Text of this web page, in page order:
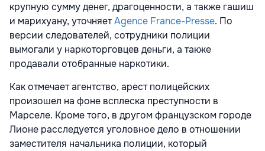
крупную сумму денег, драгоценности, а также гашиш
и марихуану, уточняетAgence France-Presse. По
версии следователей, сотрудники полиции
вымогали у наркоторговцев деньги, а также
продавали отобранные наркотики.
Как отмечает агентство, арест полицейских
произошел на фоне всплеска преступности в
Марселе. Кроме того, в другом французском городе
Лионе расследуется уголовное дело в отношении
заместителя начальника полиции, который